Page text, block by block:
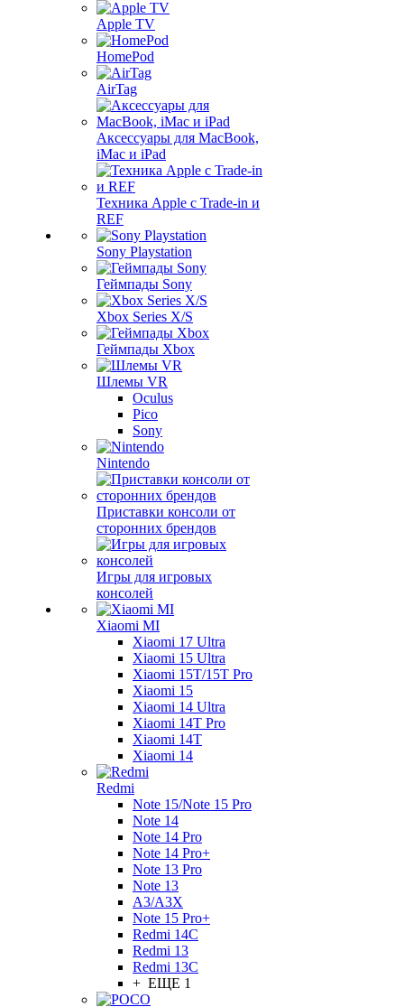
Apple TV
HomePod
AirTag
Аксессуары для MacBook,
iMac и iPad
Техника Apple с Trade-in и
REF
Sony Playstation
Геймпады Sony
Xbox Series X/S
Геймпады Xbox
Шлемы VR
Oculus
Pico
Sony
Nintendo
Приставки консоли от
сторонних брендов
Игры для игровых
консолей
Xiaomi MI
Xiaomi 17 Ultra
Xiaomi 15 Ultra
Xiaomi 15T/15T Pro
Xiaomi 15
Xiaomi 14 Ultra
Xiaomi 14T Pro
Xiaomi 14T
Xiaomi 14
Redmi
Note 15/Note 15 Pro
Note 14
Note 14 Pro
Note 14 Pro+
Note 13 Pro
Note 13
A3/A3X
Note 15 Pro+
Redmi 14C
Redmi 13
Redmi 13C
+ ЕЩЕ 1